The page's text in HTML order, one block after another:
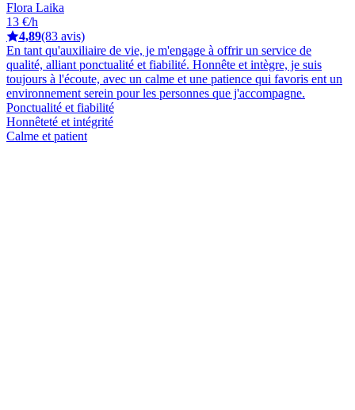
Flora Laika
13 €/h
4,89(83 avis)
En tant qu'auxiliaire de vie, je m'engage à offrir un service de
qualité, alliant ponctualité et fiabilité. Honnête et intègre, je suis
toujours à l'écoute, avec un calme et une patience qui favoris ent un
environnement serein pour les personnes que j'accompagne.
Ponctualité et fiabilité
Honnêteté et intégrité
Calme et patient